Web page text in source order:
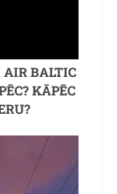
BALTIC
KĀPĒC